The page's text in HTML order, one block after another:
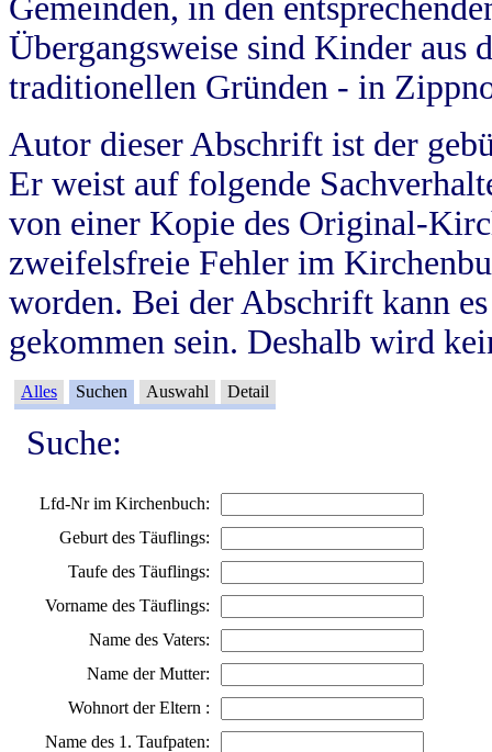
Gemeinden, in den
Übergangsweise sind Kinder aus
traditionellen Gründen - in
Autor dieser Abschrift ist der
Er weist auf folgende
von einer Kopie des Original-
zweifelsfreie Fehler im
worden. Bei der Abschrift kann
gekommen sein. Deshalb wird
Alles Suchen Auswahl Detail
Suche:
Lfd-Nr im Kirchenbuch:
Geburt des Täuflings:
Taufe des Täuflings:
Vorname des Täuflings:
Name des Vaters:
Name der Mutter:
Wohnort der Eltern :
Name des 1. Taufpaten: